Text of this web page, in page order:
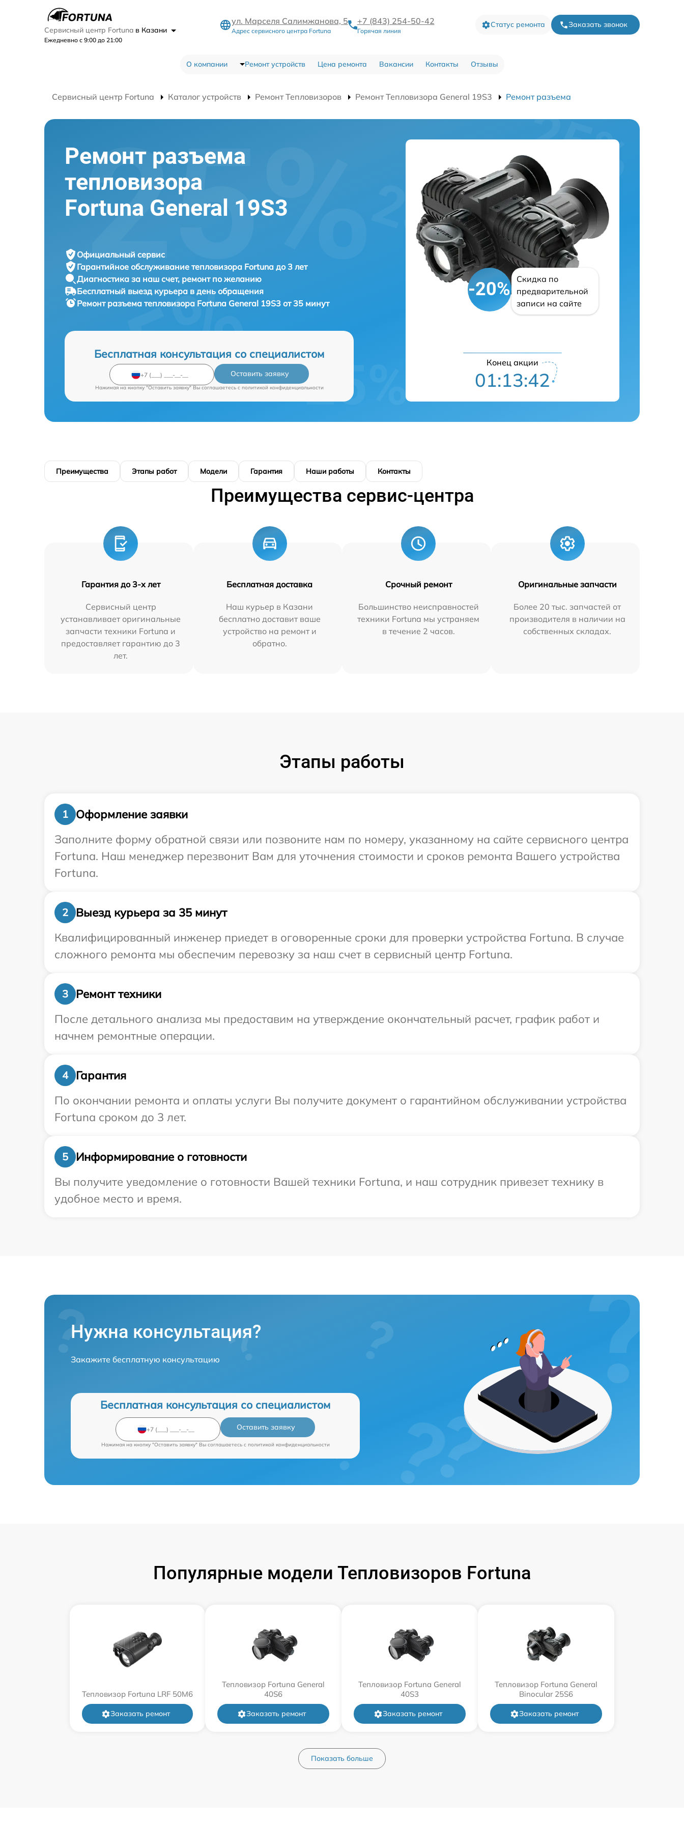
Сервисный центр Fortuna в Казани
Ежедневно с 9:00 до 21:00
ул. Марселя Салимжанова, 5
Адрес сервисного центра Fortuna
+7 (843) 254-50-42
Горячая линия
Статус ремонта Заказать звонок
О компании Ремонт устройств Цена ремонта Вакансии Контакты Отзывы
Сервисный центр Fortuna Каталог устройств Ремонт Тепловизоров Ремонт Тепловизора General 19S3 Ремонт разъема
Ремонт разъема
тепловизора
Fortuna General 19S3
Официальный сервис
Гарантийное обслуживание тепловизора Fortuna до 3 лет
Диагностика за наш счет, ремонт по желанию
Бесплатный выезд курьера в день обращения
Ремонт разъема тепловизора Fortuna General 19S3 от 35 минут
Бесплатная консультация со специалистом
Оставить заявку
Нажимая на кнопку "Оставить заявку" Вы соглашаетесь c политикой конфиденциальности
-20%
Скидка по
предварительной
записи на сайте
Конец акции
01:13:42
Преимущества Этапы работ Модели Гарантия Наши работы Контакты
Преимущества сервис-центра
Гарантия до 3-х лет
Сервисный центр
устанавливает оригинальные
запчасти техники Fortuna и
предоставляет гарантию до 3
лет.
Бесплатная доставка
Наш курьер в Казани
бесплатно доставит ваше
устройство на ремонт и
обратно.
Срочный ремонт
Большинство неисправностей
техники Fortuna мы устраняем
в течение 2 часов.
Оригинальные запчасти
Более 20 тыс. запчастей от
производителя в наличии на
собственных складах.
Этапы работы
1
Оформление заявки
Заполните форму обратной связи или позвоните нам по номеру, указанному на сайте сервисного центра
Fortuna. Наш менеджер перезвонит Вам для уточнения стоимости и сроков ремонта Вашего устройства
Fortuna.
2
Выезд курьера за 35 минут
Квалифицированный инженер приедет в оговоренные сроки для проверки устройства Fortuna. В случае
сложного ремонта мы обеспечим перевозку за наш счет в сервисный центр Fortuna.
3
Ремонт техники
После детального анализа мы предоставим на утверждение окончательный расчет, график работ и
начнем ремонтные операции.
4
Гарантия
По окончании ремонта и оплаты услуги Вы получите документ о гарантийном обслуживании устройства
Fortuna сроком до 3 лет.
5
Информирование о готовности
Вы получите уведомление о готовности Вашей техники Fortuna, и наш сотрудник привезет технику в
удобное место и время.
Нужна консультация?
Закажите бесплатную консультацию
Бесплатная консультация со специалистом
Оставить заявку
Нажимая на кнопку "Оставить заявку" Вы соглашаетесь c политикой конфиденциальности
Популярные модели Тепловизоров Fortuna
Тепловизор Fortuna LRF 50M6
Заказать ремонт
Тепловизор Fortuna General
40S6
Заказать ремонт
Тепловизор Fortuna General
40S3
Заказать ремонт
Тепловизор Fortuna General
Binocular 25S6
Заказать ремонт
Показать больше